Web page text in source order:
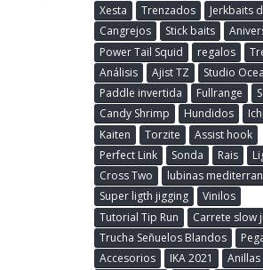
Xesta
Trenzados
Jerkbaits
Cangrejos
Stick baits
Power Tail Squid
regalos
Análisis
Ajist TZ
Studio
Paddle invertida
Fullrange
Candy Shrimp
Hundidos
Kaiten
Torzite
Assist hook
Perfect Link
Sonda Rais
Cross Two
lubinas
Super ligth jigging
Vinilos
Tutorial Tip Run
Carrete slow
Trucha Señuelos Blandos
Accesorios
IKA 2021
Anillas